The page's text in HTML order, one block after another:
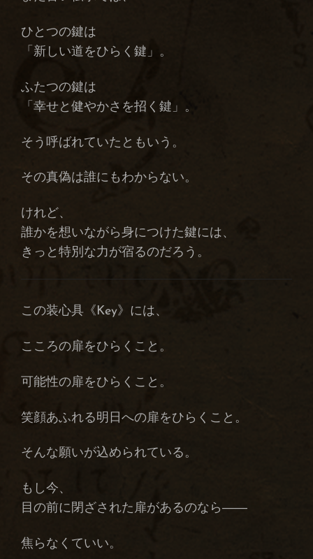
ひとつの鍵は
「新しい道をひらく鍵」。
ふたつの鍵は
「幸せと健やかさを招く鍵」。
そう呼ばれていたともいう。
その真偽は誰にもわからない。
けれど、
誰かを想いながら身につけた鍵には、
きっと特別な力が宿るのだろう。
この装心具《Key》には、
こころの扉をひらくこと。
可能性の扉をひらくこと。
笑顔あふれる明日への扉をひらくこと。
そんな願いが込められている。
もし今、
目の前に閉ざされた扉があるのなら――
焦らなくていい。